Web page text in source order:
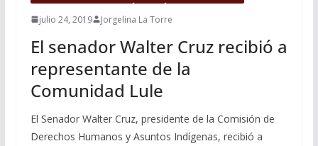
julio 24, 2019 Jorgelina La Torre
El senador Walter Cruz recibió a
representante de la
Comunidad Lule
El Senador Walter Cruz, presidente de la Comisión de
Derechos Humanos y Asuntos Indígenas, recibió a